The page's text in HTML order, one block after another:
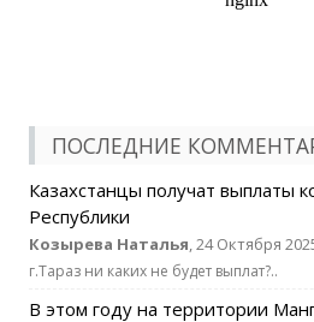
ПОСЛЕДНИЕ
Казахстанцы получат выплаты
Республики
Козырева Наталья, 24 Октября
г.Тараз ни каких не будет выплат?..
В этом году на территории